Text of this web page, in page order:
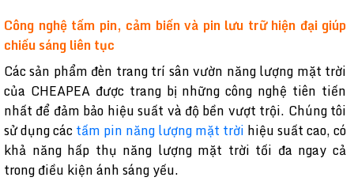
Công nghệ tấm pin, cảm biến và pin lưu trữ hiện đại giúp
chiếu sáng liên tục
Các sản phẩm đèn trang trí sân vườn năng lượng mặt trời
của CHEAPEA được trang bị những công nghệ tiên tiến
nhất để đảm bảo hiệu suất và độ bền vượt trội. Chúng tôi
sử dụng các tấm pin năng lượng mặt trời hiệu suất cao, có
khả năng hấp thụ năng lượng mặt trời tối đa ngay cả
trong điều kiện ánh sáng yếu.